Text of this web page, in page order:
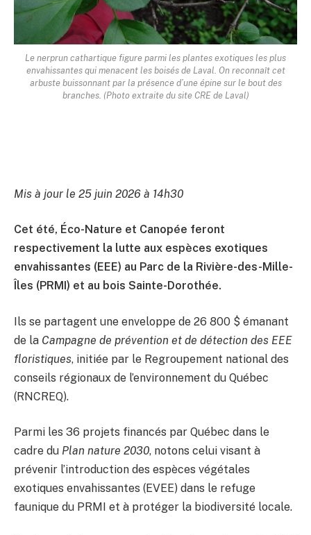
Le nerprun cathartique figure parmi les plantes exotiques les plus
envahissantes qui menacent les boisés de Laval. On reconnaît cet
arbuste buissonnant par la présence d’une épine sur le bout des
branches. (Photo extraite du site CRE de Laval)
Mis à jour le 25 juin 2026 à 14h30
Cet été, Éco-Nature et Canopée feront
respectivement la lutte aux espèces exotiques
envahissantes (EEE) au Parc de la Rivière-des-Mille-
Îles (PRMI) et au bois Sainte-Dorothée.
Ils se partagent une enveloppe de 26 800 $ émanant
de la Campagne de prévention et de détection des EEE
floristiques, initiée par le Regroupement national des
conseils régionaux de l’environnement du Québec
(RNCREQ).
Parmi les 36 projets financés par Québec dans le
cadre du Plan nature 2030, notons celui visant à
prévenir l’introduction des espèces végétales
exotiques envahissantes (EVEE) dans le refuge
faunique du PRMI et à protéger la biodiversité locale.